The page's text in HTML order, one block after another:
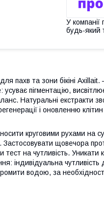
У компанії
будь-який
пахв та зони бікіні
пігментацію,
Натуральні екстракти
і оновленню
круговими рухами на
Застосовувати щовечора
на чутливість. Уникати
індивідуальна
водою, за